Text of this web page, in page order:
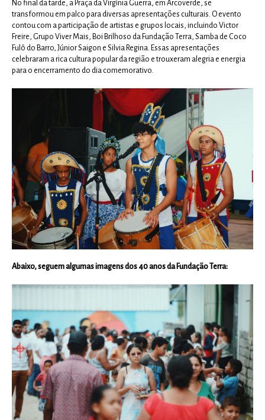
No final da tarde, a Praça da Virgínia Guerra, em Arcoverde, se
transformou em palco para diversas apresentações culturais. O evento
contou com a participação de artistas e grupos locais, incluindo Victor
Freire, Grupo Viver Mais, Boi Brilhoso da Fundação Terra, Samba de Coco
Fulô do Barro, Júnior Saigon e Silvia Regina. Essas apresentações
celebraram a rica cultura popular da região e trouxeram alegria e energia
para o encerramento do dia comemorativo.
Abaixo, seguem algumas imagens dos 40 anos da Fundação Terra: